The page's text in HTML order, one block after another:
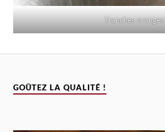
Tranches oranges
GOÛTEZ LA QUALITÉ !